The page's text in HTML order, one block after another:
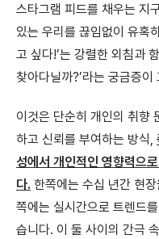
스타그램 피드를 채우는 지
있는 우리를 끊임없이 유혹
고 싶다!’는 강렬한 외침과
찾아다닐까?’라는 궁금증이
이것은 단순히 개인의 취향
하고 신뢰를 부여하는 방식,
성에서 개인적인 영향력으
다. 한쪽에는 수십 년간 현
쪽에는 실시간으로 트렌드
습니다. 이 둘 사이의 간극